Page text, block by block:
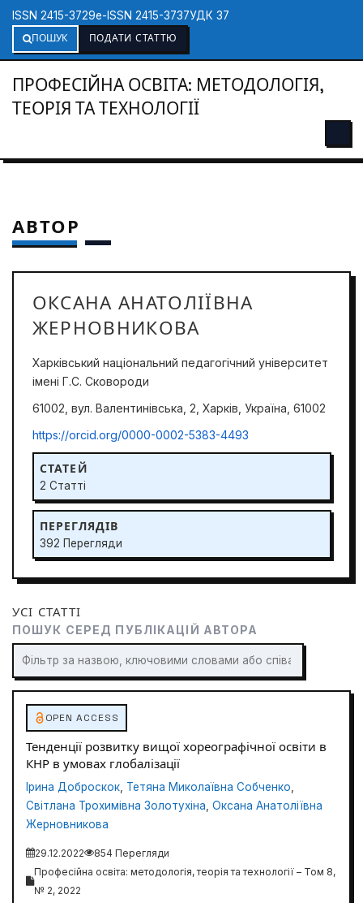
ISSN 2415-3729e-ISSN 2415-3737УДК 37
ПОШУК
ПОДАТИ СТАТТЮ
ПРОФЕСІЙНА ОСВІТА: МЕТОДОЛОГІЯ,
ТЕОРІЯ ТА ТЕХНОЛОГІЇ
АВТОР
ОКСАНА АНАТОЛІЇВНА
ЖЕРНОВНИКОВА
Харківський національний педагогічний університет
імені Г.С. Сковороди
61002, вул. Валентинівська, 2, Харків, Україна, 61002
https://orcid.org/0000-0002-5383-4493
СТАТЕЙ
2 Статті
ПЕРЕГЛЯДІВ
392 Перегляди
УСІ СТАТТІ
ПОШУК СЕРЕД ПУБЛІКАЦІЙ АВТОРА
OPEN ACCESS
Тенденції розвитку вищої хореографічної освіти в
КНР в умовах глобалізації
Ірина Доброскок, Тетяна Миколаївна Собченко,
Світлана Трохимівна Золотухіна, Оксана Анатоліївна
Жерновникова
29.12.2022
854 Перегляди
Професійна освіта: методологія, теорія та технології – Том 8,
№ 2, 2022